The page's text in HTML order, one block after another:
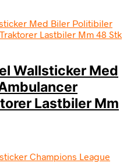
Wallsticker Med
Lastbiler Mm